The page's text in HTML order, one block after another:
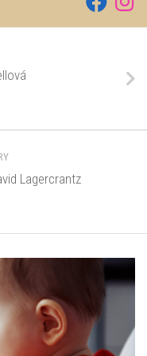
Lagercrantz